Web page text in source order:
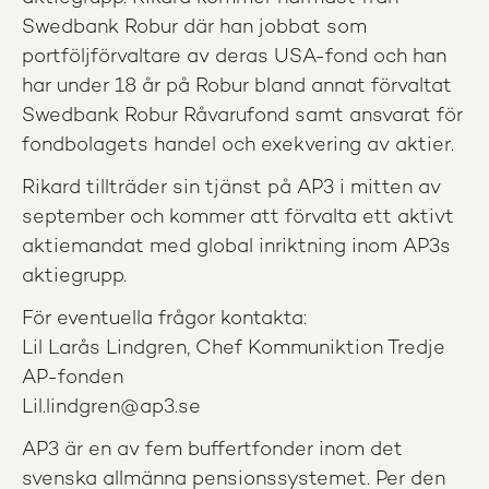
Swedbank Robur där han jobbat som
portföljförvaltare av deras USA-fond och han
har under 18 år på Robur bland annat förvaltat
Swedbank Robur Råvarufond samt ansvarat för
fondbolagets handel och exekvering av aktier.
Rikard tillträder sin tjänst på AP3 i mitten av
september och kommer att förvalta ett aktivt
aktiemandat med global inriktning inom AP3s
aktiegrupp.
För eventuella frågor kontakta:
Lil Larås Lindgren, Chef Kommuniktion Tredje
AP-fonden
Lil.lindgren@ap3.se
AP3 är en av fem buffertfonder inom det
svenska allmänna pensionssystemet. Per den